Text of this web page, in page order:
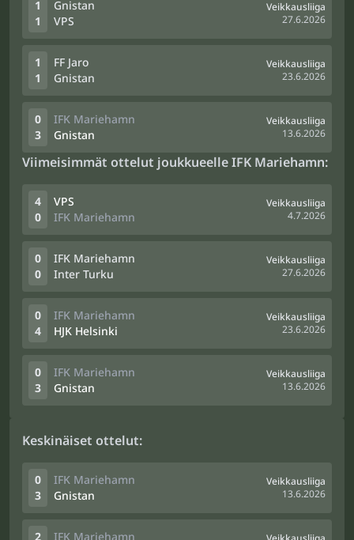
1
1
Gnistan
VPS
Veikkausliiga
27.6.2026
1
1
FF Jaro
Gnistan
Veikkausliiga
23.6.2026
0
3
IFK Mariehamn
Gnistan
Veikkausliiga
13.6.2026
Viimeisimmät ottelut joukkueelle IFK Mariehamn:
4
0
VPS
IFK Mariehamn
Veikkausliiga
4.7.2026
0
0
IFK Mariehamn
Inter Turku
Veikkausliiga
27.6.2026
0
4
IFK Mariehamn
HJK Helsinki
Veikkausliiga
23.6.2026
0
3
IFK Mariehamn
Gnistan
Veikkausliiga
13.6.2026
Keskinäiset ottelut:
0
3
IFK Mariehamn
Gnistan
Veikkausliiga
13.6.2026
2
IFK Mariehamn